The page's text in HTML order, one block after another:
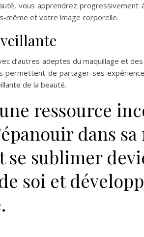
vous apprendrez
même et votre image corporelle.
d’autres adeptes du maquillage et
permettent de partager ses
de la beauté.
ressource
dans
sublimer
soi et